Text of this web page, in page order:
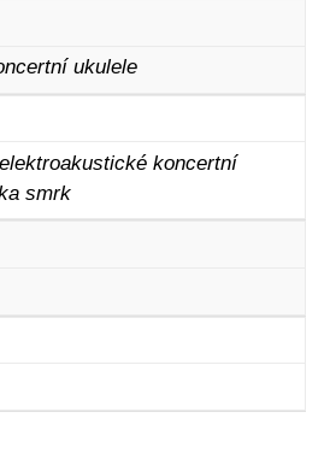
ukulele
koncertní
smrk